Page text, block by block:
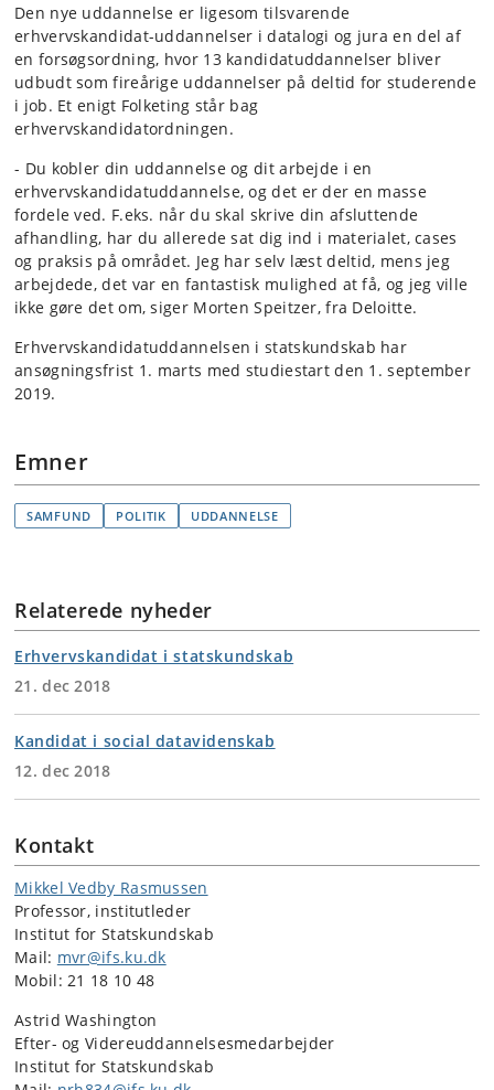
Den nye uddannelse er ligesom tilsvarende
erhvervskandidat-uddannelser i datalogi og jura en del af
en forsøgsordning, hvor 13 kandidatuddannelser bliver
udbudt som fireårige uddannelser på deltid for studerende
i job. Et enigt Folketing står bag
erhvervskandidatordningen.
- Du kobler din uddannelse og dit arbejde i en
erhvervskandidatuddannelse, og det er der en masse
fordele ved. F.eks. når du skal skrive din afsluttende
afhandling, har du allerede sat dig ind i materialet, cases
og praksis på området. Jeg har selv læst deltid, mens jeg
arbejdede, det var en fantastisk mulighed at få, og jeg ville
ikke gøre det om, siger Morten Speitzer, fra Deloitte.
Erhvervskandidatuddannelsen i statskundskab har
ansøgningsfrist 1. marts med studiestart den 1. september
2019.
Emner
SAMFUND POLITIK UDDANNELSE
Relaterede nyheder
Erhvervskandidat i statskundskab
21. dec 2018
Kandidat i social datavidenskab
12. dec 2018
Kontakt
Mikkel Vedby Rasmussen
Professor, institutleder
Institut for Statskundskab
Mail: mvr@ifs.ku.dk
Mobil: 21 18 10 48
Astrid Washington
Efter- og Videreuddannelsesmedarbejder
Institut for Statskundskab